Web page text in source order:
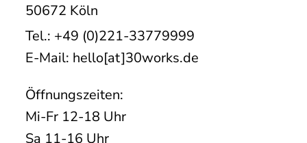
50672 Köln
Tel.: +49 (0)221-33779999
E-Mail: hello[at]30works.de
Öffnungszeiten:
Mi-Fr 12-18 Uhr
Sa 11-16 Uhr